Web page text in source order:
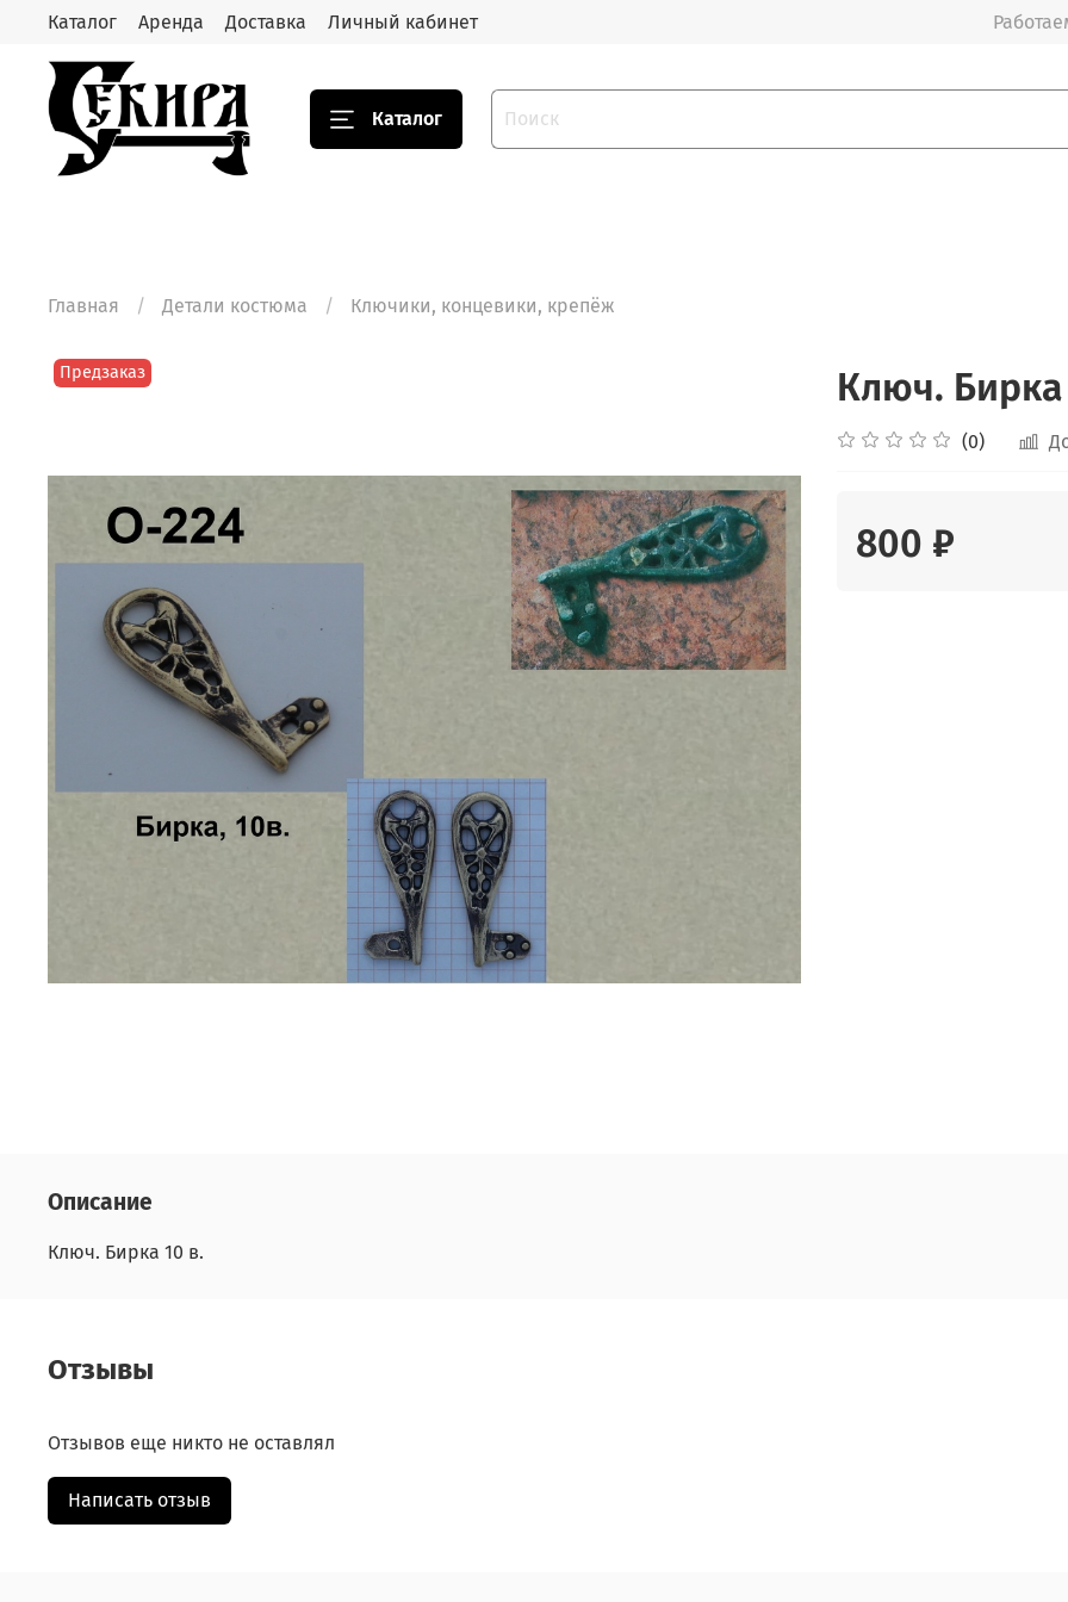
Каталог Аренда Доставка Личный кабинет
Каталог
Главная Детали костюма Ключики, концевики, крепёж
Предзаказ Ключ. Бирка
(0)
800 ₽
Описание
Ключ. Бирка 10 в.
Отзывы
Отзывов еще никто не оставлял
Написать отзыв